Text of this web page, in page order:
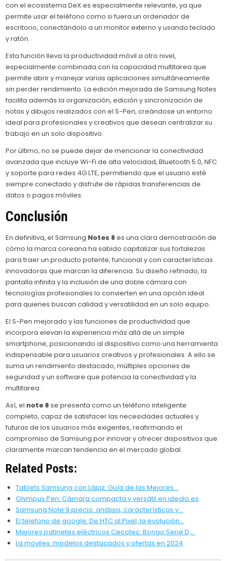
con el ecosistema DeX es especialmente relevante, ya que
permite usar el teléfono como si fuera un ordenador de
escritorio, conectándolo a un monitor externo y usando teclado
y ratón.
Esta función lleva la productividad móvil a otro nivel,
especialmente combinada con la capacidad multitarea que
permite abrir y manejar varias aplicaciones simultáneamente
sin perder rendimiento. La edición mejorada de Samsung Notes
facilita además la organización, edición y sincronización de
notas y dibujos realizados con el S-Pen, creándose un entorno
ideal para profesionales y creativos que desean centralizar su
trabajo en un solo dispositivo.
Por último, no se puede dejar de mencionar la conectividad
avanzada que incluye Wi-Fi de alta velocidad, Bluetooth 5.0, NFC
y soporte para redes 4G LTE, permitiendo que el usuario esté
siempre conectado y disfrute de rápidas transferencias de
datos o pagos móviles.
Conclusión
En definitiva, el Samsung Notes 8es una clara demostración de
cómo la marca coreana ha sabido capitalizar sus fortalezas
para traer un producto potente, funcional y con características
innovadoras que marcan la diferencia. Su diseño refinado, la
pantalla infinita y la inclusión de una doble cámara con
tecnologías profesionales lo convierten en una opción ideal
para quienes buscan calidad y versatilidad en un solo equipo.
El S-Pen mejorado y las funciones de productividad que
incorpora elevan la experiencia más allá de un simple
smartphone, posicionando al dispositivo como una herramienta
indispensable para usuarios creativos y profesionales. A ello se
suma un rendimiento destacado, múltiples opciones de
seguridad y un software que potencia la conectividad y la
multitarea.
Así, el note 8se presenta como un teléfono inteligente
completo, capaz de satisfacer las necesidades actuales y
futuras de los usuarios más exigentes, reafirmando el
compromiso de Samsung por innovar y ofrecer dispositivos que
claramente marcan tendencia en el mercado global.
Related Posts:
Tablets Samsung con Lápiz: Guía de las Mejores…
Olympus Pen: Cámara compacta y versátil en idealo.es
Samsung Note 9 precio: análisis, características y…
El telefono de google: De HTC al Pixel, la evolución…
Mejores patinetes eléctricos Cecotec: Bongo Serie D,…
Lg moviles: modelos destacados y ofertas en 2024